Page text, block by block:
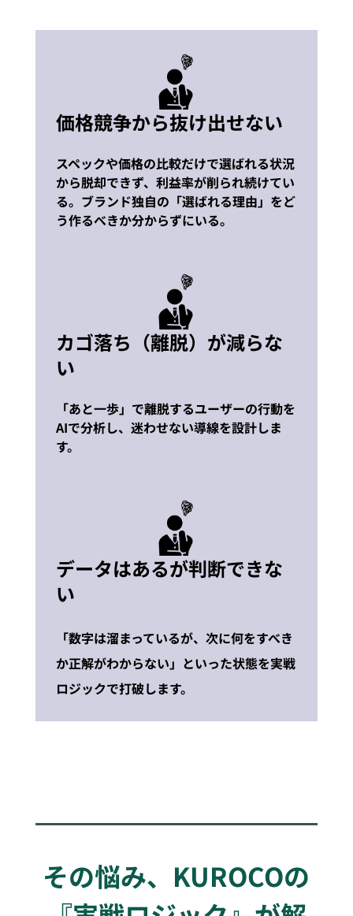
価格競争から抜け出せない
スペックや価格の比較だけで選ばれる状況
から脱却できず、利益率が削られ続けてい
る。ブランド独自の「選ばれる理由」をど
う作るべきか分からずにいる。
カゴ落ち（離脱）が減らな
い
「あと一歩」で離脱するユーザーの行動を
AIで分析し、迷わせない導線を設計しま
す。
データはあるが判断できな
い
「数字は溜まっているが、次に何をすべき
か正解がわからない」といった状態を実戦
ロジックで打破します。
その悩み、KUROCOの